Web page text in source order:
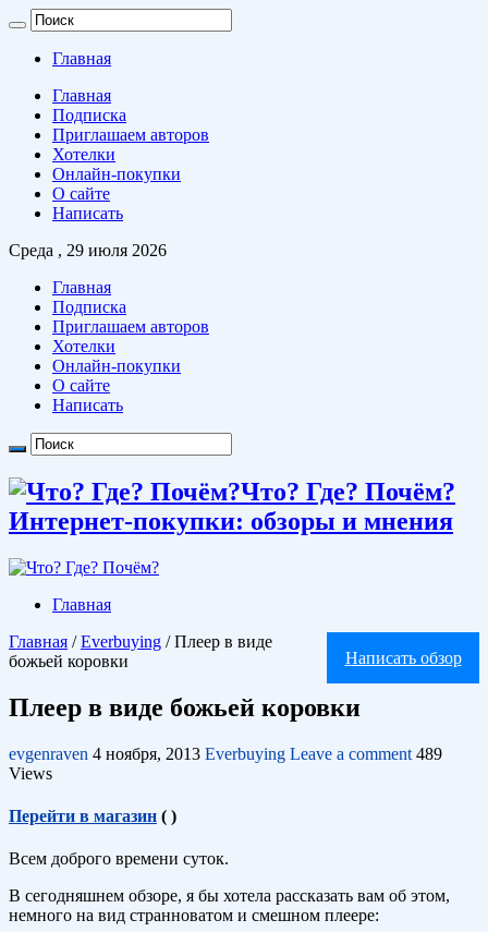
Главная
Главная
Подписка
Приглашаем авторов
Хотелки
Онлайн-покупки
О сайте
Написать
Среда , 29 июля 2026
Главная
Подписка
Приглашаем авторов
Хотелки
Онлайн-покупки
О сайте
Написать
Что? Где? Почём?
Интернет-покупки: обзоры и мнения
Главная
Написать обзор
Главная / Everbuying / Плеер в виде
божьей коровки
Плеер в виде божьей коровки
evgenraven 4 ноября, 2013 Everbuying Leave a comment 489
Views
Перейти в магазин ( )
Всем доброго времени суток.
В сегодняшнем обзоре, я бы хотела рассказать вам об этом,
немного на вид странноватом и смешном плеере: